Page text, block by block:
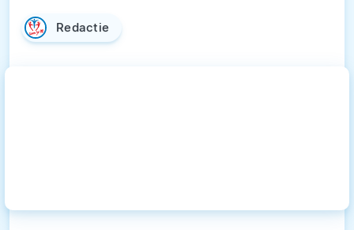
Redactie